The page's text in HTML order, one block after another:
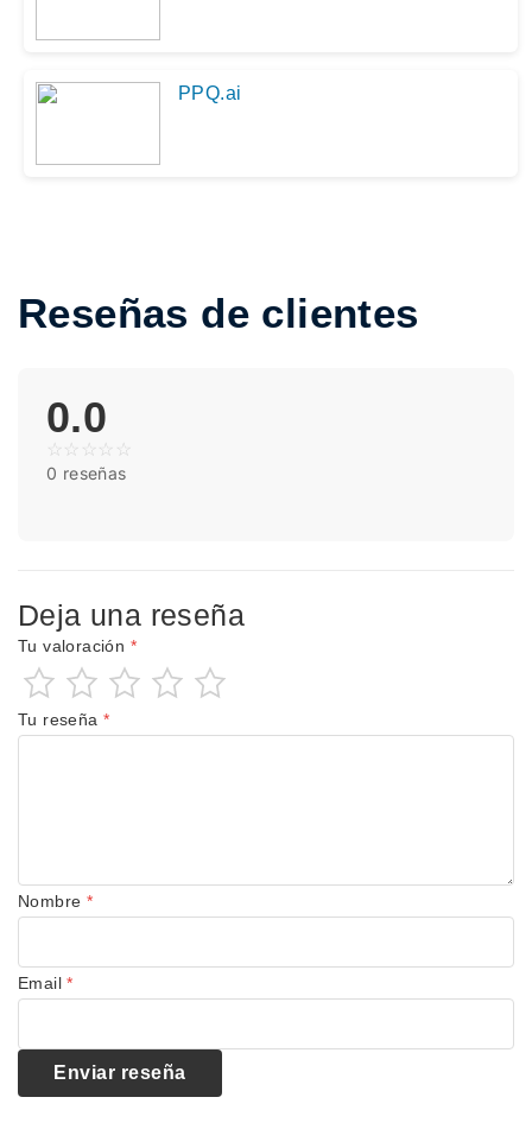
PPQ.ai
Reseñas de clientes
0.0
☆ ☆ ☆ ☆ ☆
0 reseñas
Deja una reseña
Tu valoración *
Tu reseña*
Nombre *
Email*
Enviar reseña